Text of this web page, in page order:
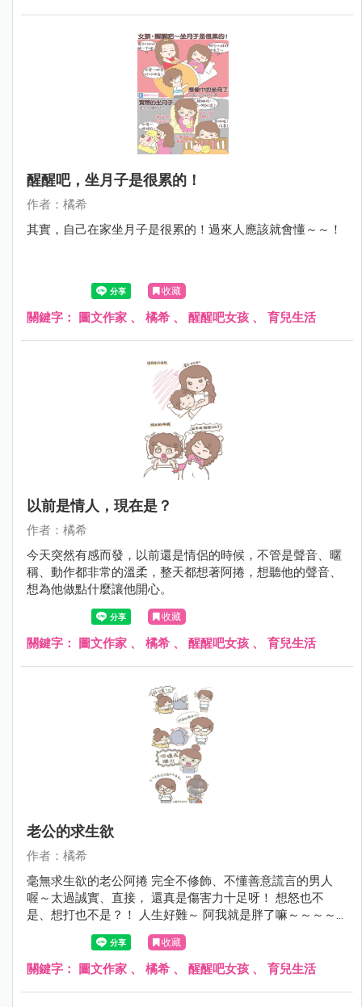
醒醒吧，坐月子是很累的！
作者：橘希
其實，自己在家坐月子是很累的！過來人應該就會懂～～！
收藏
關鍵字： 圖文作家 、 橘希 、 醒醒吧女孩 、 育兒生活
以前是情人，現在是？
作者：橘希
今天突然有感而發，以前還是情侶的時候，不管是聲音、暱
稱、動作都非常的溫柔，整天都想著阿捲，想聽他的聲音、
想為他做點什麼讓他開心。
收藏
關鍵字： 圖文作家 、 橘希 、 醒醒吧女孩 、 育兒生活
老公的求生欲
作者：橘希
毫無求生欲的老公阿捲 完全不修飾、不懂善意謊言的男人
喔～太過誠實、直接， 還真是傷害力十足呀！ 想怒也不
是、想打也不是？！ 人生好難～ 阿我就是胖了嘛～～～～
收藏
關鍵字： 圖文作家 、 橘希 、 醒醒吧女孩 、 育兒生活